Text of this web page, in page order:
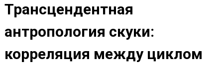
Трансцендентная
антропология скуки:
корреляция между циклом